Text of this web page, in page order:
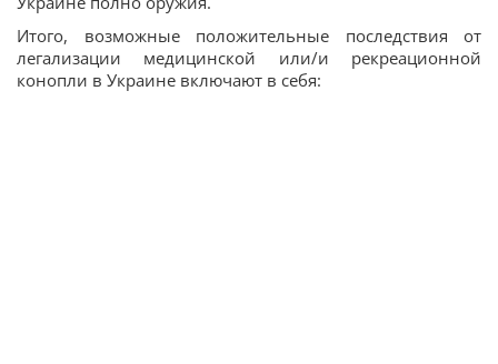
Итого, возможные положительные последствия от
легализации медицинской или/и рекреационной
конопли в Украине включают в себя: